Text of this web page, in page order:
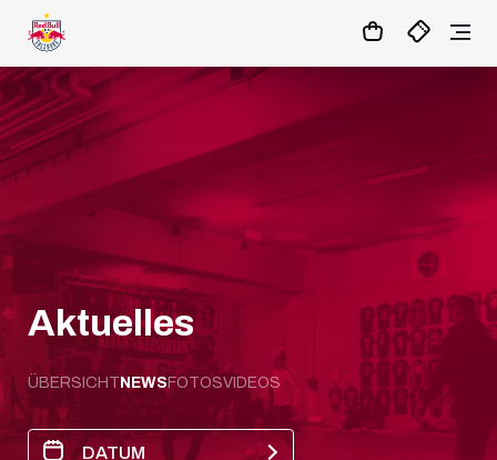
1:00:26 MATCHCENTER
Aktuelles
ÜBERSICHT NEWS FOTOSVIDEOS
DATUM